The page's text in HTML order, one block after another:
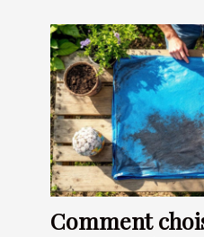
Comment